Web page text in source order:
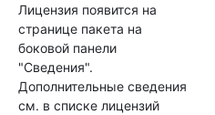
Лицензия появится на
странице пакета на
боковой панели
"Сведения".
Дополнительные сведения
см. в списке лицензий